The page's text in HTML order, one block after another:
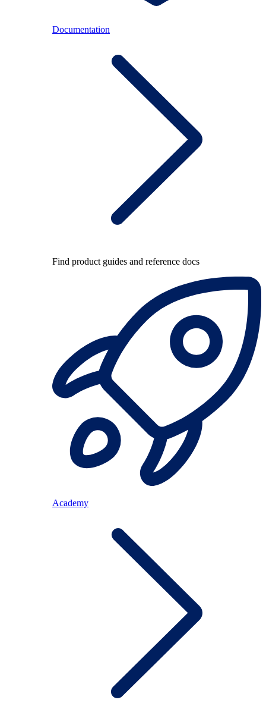
Documentation
Find product guides and reference docs
Academy